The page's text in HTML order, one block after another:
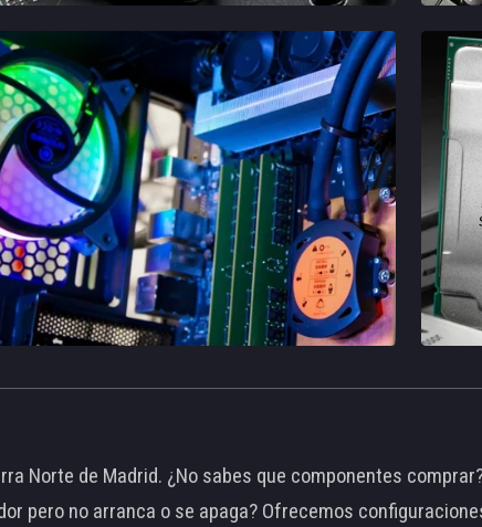
Norte de Madrid. ¿No sabes que componentes
pero no arranca o se apaga? Ofrecemos